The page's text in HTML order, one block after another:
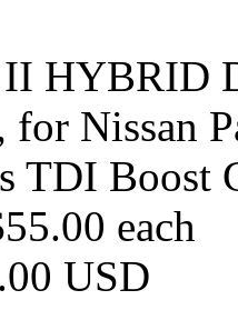
HYBRID
Nissan
TDI
each
USD